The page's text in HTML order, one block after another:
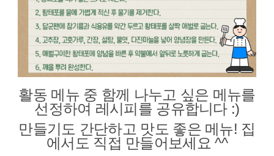
활동 메뉴 중 함께 나누고 싶은 메뉴를
선정하여 레시피를 공유합니다 :)
만들기도 간단하고 맛도 좋은 메뉴! 집
에서도 직접 만들어보세요 ^^